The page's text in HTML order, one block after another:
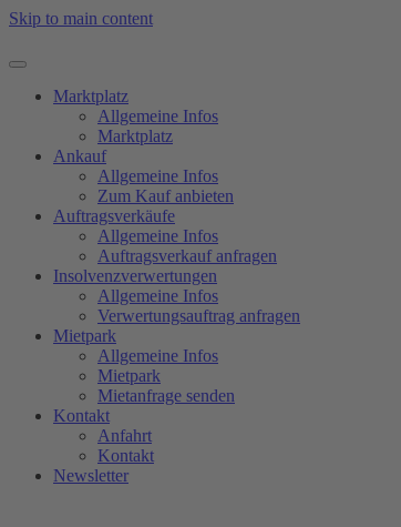
Skip to main content
Marktplatz
Allgemeine Infos
Marktplatz
Ankauf
Allgemeine Infos
Zum Kauf anbieten
Auftragsverkäufe
Allgemeine Infos
Auftragsverkauf anfragen
Insolvenzverwertungen
Allgemeine Infos
Verwertungsauftrag anfragen
Mietpark
Allgemeine Infos
Mietpark
Mietanfrage senden
Kontakt
Anfahrt
Kontakt
Newsletter